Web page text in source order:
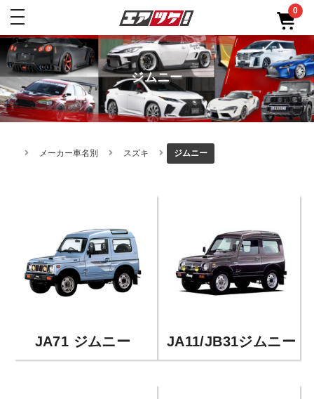
toggle
0
ジムニー
メーカー車名別 スズキ ジムニー
JA71 ジムニー JA11/JB31ジムニー